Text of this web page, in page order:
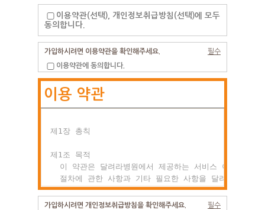
이용약관(선택), 개인정보취급방침(선택)에 모두
동의합니다.
필수
가입하시려면 이용약관을 확인해주세요.
이용약관에 동의합니다.
이용 약관
제1장 총칙
제1조 목적
  이 약관은 달려라병원에서 제공하는 서비스 이용조건 및
절차에 관한 사항과 기타 필요한 사항을 달려라병원과(
이용자의 권리, 의미 및 책임사항 등을 규정함을 목적
  합니다.
필수
가입하시려면 개인정보취급방침을 확인해주세요.